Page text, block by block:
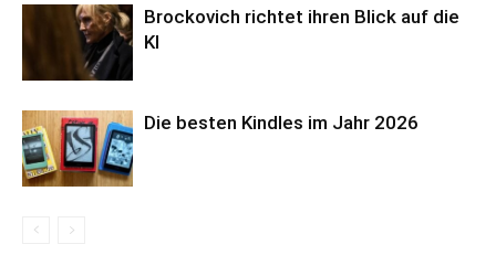
Brockovich richtet ihren Blick auf die
KI
Die besten Kindles im Jahr 2026